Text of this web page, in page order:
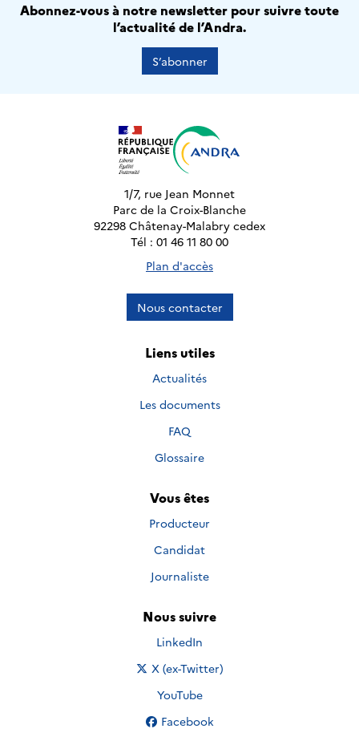
Abonnez-vous à notre newsletter pour suivre toute
l’actualité de l’Andra.
S’abonner
1/7, rue Jean Monnet
Parc de la Croix-Blanche
92298 Châtenay-Malabry cedex
Tél : 01 46 11 80 00
Plan d'accès
Nous contacter
Liens utiles
Actualités
Les documents
FAQ
Glossaire
Vous êtes
Producteur
Candidat
Journaliste
Nous suivre
Nous suivre sur
LinkedIn
Nous suivre sur
X (ex-Twitter)
Nous suivre sur
YouTube
Nous suivre sur
Facebook